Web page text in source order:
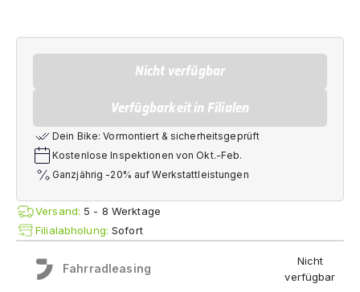
Nicht verfügbar
Verfügbarkeit in Filialen
Dein Bike: Vormontiert & sicherheitsgeprüft
Kostenlose Inspektionen von Okt.-Feb.
Ganzjährig -20% auf Werkstattleistungen
Versand: 5 - 8 Werktage
Filialabholung:Sofort
Fahrradleasing
Nicht
verfügbar